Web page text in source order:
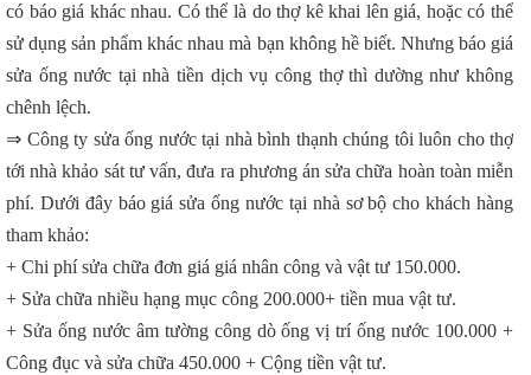
có báo giá khác nhau. Có thể là do thợ kê khai lên giá, hoặc có thể
sử dụng sản phẩm khác nhau mà bạn không hề biết. Nhưng báo giá
sửa ống nước tại nhà tiền dịch vụ công thợ thì dường như không
chênh lệch.
⇒ Công ty sửa ống nước tại nhà bình thạnh chúng tôi luôn cho thợ
tới nhà khảo sát tư vấn, đưa ra phương án sửa chữa hoàn toàn miễn
phí. Dưới đây báo giá sửa ống nước tại nhà sơ bộ cho khách hàng
tham khảo:
+ Chi phí sửa chữa đơn giá giá nhân công và vật tư 150.000.
+ Sửa chữa nhiều hạng mục công 200.000+ tiền mua vật tư.
+ Sửa ống nước âm tường công dò ống vị trí ống nước 100.000 +
Công đục và sửa chữa 450.000 + Cộng tiền vật tư.